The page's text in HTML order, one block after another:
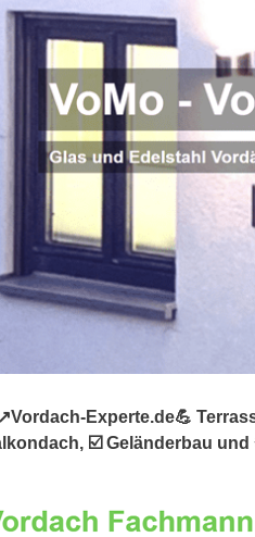
Experte.de💪
☑️ Geländerbau